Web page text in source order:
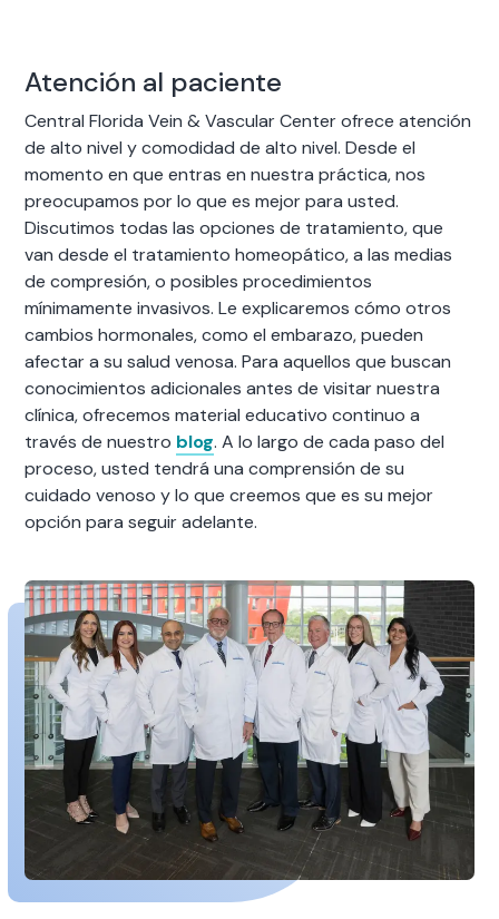
Atención al paciente
Central Florida Vein & Vascular Center ofrece atención
de alto nivel y comodidad de alto nivel. Desde el
momento en que entras en nuestra práctica, nos
preocupamos por lo que es mejor para usted.
Discutimos todas las opciones de tratamiento, que
van desde el tratamiento homeopático, a las medias
de compresión, o posibles procedimientos
mínimamente invasivos. Le explicaremos cómo otros
cambios hormonales, como el embarazo, pueden
afectar a su salud venosa. Para aquellos que buscan
conocimientos adicionales antes de visitar nuestra
clínica, ofrecemos material educativo continuo a
través de nuestro blog. A lo largo de cada paso del
proceso, usted tendrá una comprensión de su
cuidado venoso y lo que creemos que es su mejor
opción para seguir adelante.